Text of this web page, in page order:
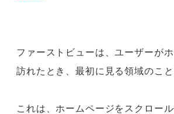
ファーストビューは、ユーザーが
訪れたとき、最初に見る領域のこと
これは、ホームページをスクロール